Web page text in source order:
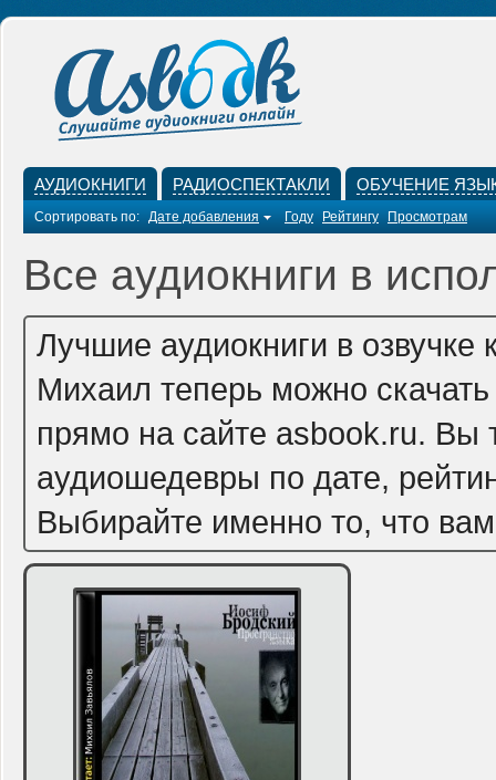
АУДИОКНИГИ РАДИОСПЕКТАКЛИ ОБУЧЕНИЕ
Сортировать по: Дате добавления Году Рейтингу Просмотрам
Все аудиокниги в
Лучшие аудиокниги в
Михаил теперь можно
прямо на сайте asbook.ru. Вы
аудиошедевры по дате,
Выбирайте именно то, что